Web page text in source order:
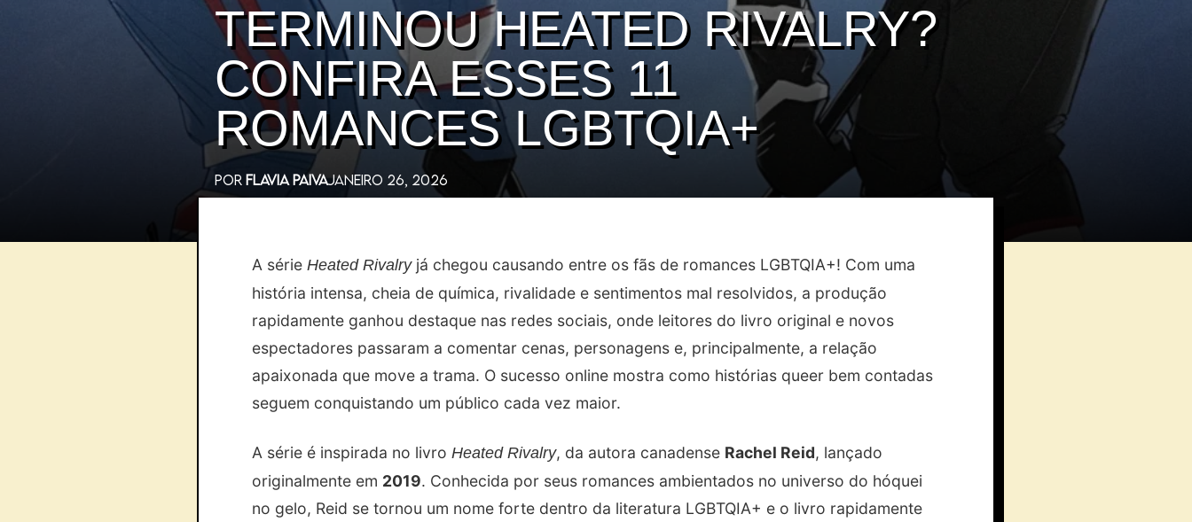
TERMINOU HEATED RIVALRY?
CONFIRA ESSES 11
ROMANCES LGBTQIA+
POR FLAVIA PAIVAJANEIRO 26, 2026
A série Heated Rivalryjá chegou causando entre os fãs de romances LGBTQIA+! Com uma
história intensa, cheia de química, rivalidade e sentimentos mal resolvidos, a produção
rapidamente ganhou destaque nas redes sociais, onde leitores do livro original e novos
espectadores passaram a comentar cenas, personagens e, principalmente, a relação
apaixonada que move a trama. O sucesso online mostra como histórias queer bem contadas
seguem conquistando um público cada vez maior.
A série é inspirada no livro Heated Rivalry, da autora canadense Rachel Reid, lançado
originalmente em 2019. Conhecida por seus romances ambientados no universo do hóquei
no gelo, Reid se tornou um nome forte dentro da literatura LGBTQIA+ e o livro rapidamente